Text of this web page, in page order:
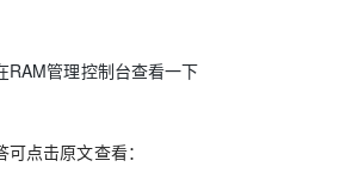
RAM管理控制台查看一下
点击原文查看：